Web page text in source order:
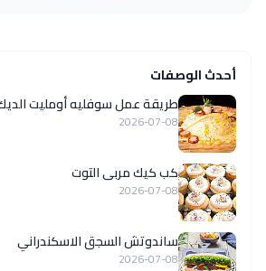
أحدث الوصفات
طريقة عمل سوفليه أومليت
2026-07-08
كب كيك مربى التوت
2026-07-08
ساندوتش السجق الاسكندراني
2026-07-08